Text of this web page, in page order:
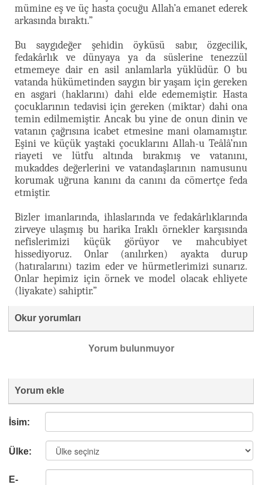
mümine eş ve üç hasta çocuğu Allah’a emanet ederek
arkasında bıraktı.”
Bu saygıdeğer şehidin öyküsü sabır, özgecilik,
fedakârlık ve dünyaya ya da süslerine tenezzül
etmemeye dair en asil anlamlarla yüklüdür. O bu
vatanda hükümetinden saygın bir yaşam için gereken
en asgari (haklarını) dahi elde edememiştir. Hasta
çocuklarının tedavisi için gereken (miktar) dahi ona
temin edilmemiştir. Ancak bu yine de onun dinin ve
vatanın çağrısına icabet etmesine mani olamamıştır.
Eşini ve küçük yaştaki çocuklarını Allah-u Teâlâ’nın
riayeti ve lütfu altında bırakmış ve vatanını,
mukaddes değerlerini ve vatandaşlarının namusunu
korumak uğruna kanını da canını da cömertçe feda
etmiştir.
Bizler imanlarında, ihlaslarında ve fedakârlıklarında
zirveye ulaşmış bu harika Iraklı örnekler karşısında
nefislerimizi küçük görüyor ve mahcubiyet
hissediyoruz. Onlar (anılırken) ayakta durup
(hatıralarını) tazim eder ve hürmetlerimizi sunarız.
Onlar hepimiz için örnek ve model olacak ehliyete
(liyakate) sahiptir.”
Okur yorumları
Yorum bulunmuyor
Yorum ekle
İsim:
Ülke:
E-